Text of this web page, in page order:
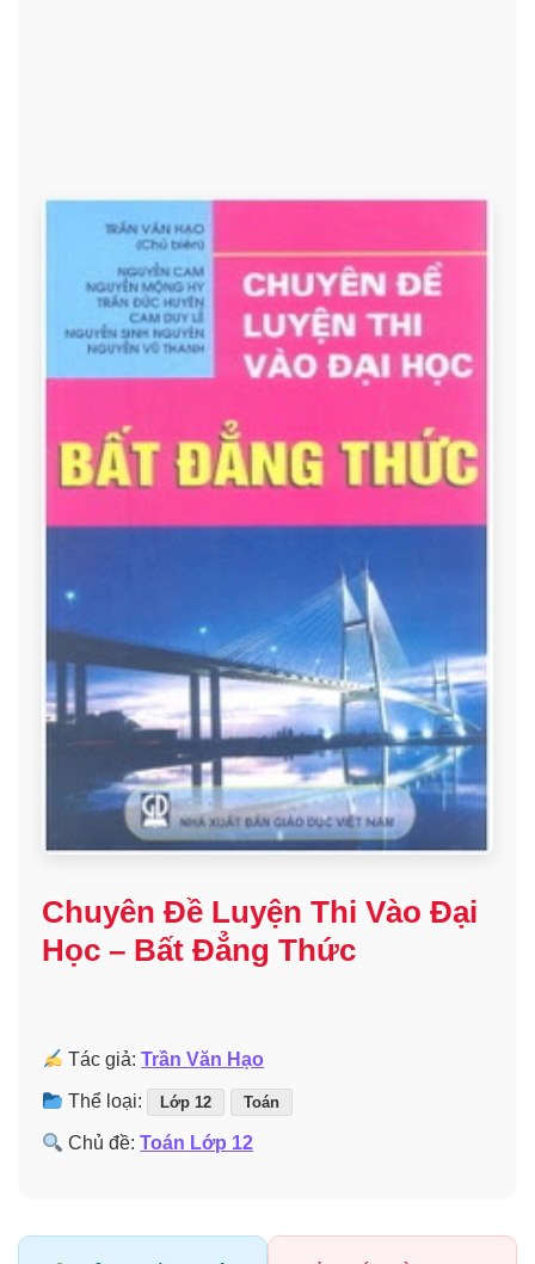
Chuyên Đề Luyện Thi Vào Đại
Học – Bất Đẳng Thức
Tác giả:Trần Văn Hạo
Thể loại: Lớp 12 Toán
Chủ đề:Toán Lớp 12